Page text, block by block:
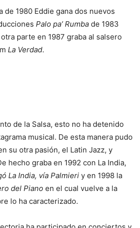
de 1980 Eddie gana dos nuevos
Palo pa’ Rumba de 1983
parte en 1987 graba al salsero
La Verdad.
de la Salsa, esto no ha detenido
musical. De esta manera pudo
su otra pasión, el Latin Jazz, y
hecho graba en 1992 con La India,
La India, vía Palmieri y en 1998 la
del Piano en el cual vuelve a la
lo ha caracterizado.